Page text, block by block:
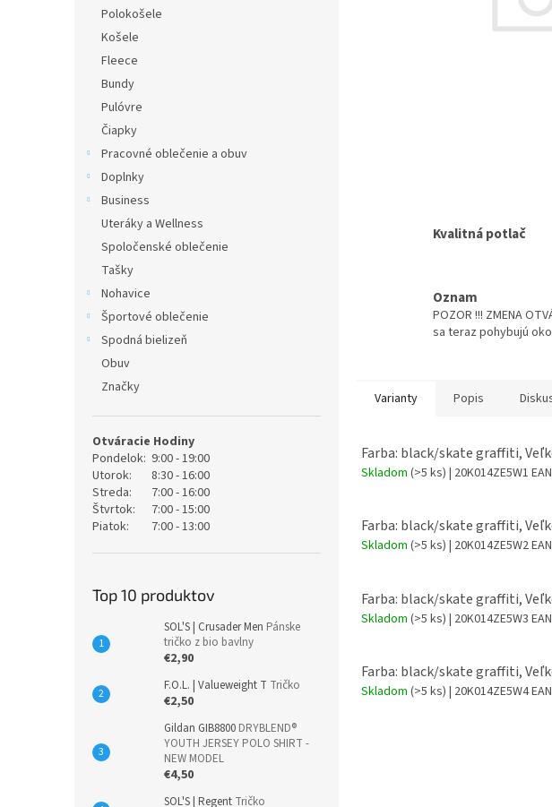
Polokošele
Košele
Fleece
Bundy
Pulóvre
Čiapky
Pracovné oblečenie a obuv
Doplnky
Business
Uteráky a Wellness
Spoločenské oblečenie
Tašky
Nohavice
Športové oblečenie
Spodná bielizeň
Obuv
Značky
Otváracie Hodiny
Pondelok: 9:00 - 19:00
Utorok:
8:30 - 16:00
Streda:
7:00 - 16:00
Štvrtok:
7:00 - 15:00
Piatok:
7:00 - 13:00
Top 10 produktov
SOL'S | Crusader Men Pánske
tričko z bio bavlny
€2,90
F.O.L. | Valueweight T Tričko
€2,50
Gildan GIB8800 DRYBLEND®
YOUTH JERSEY POLO SHIRT -
NEW MODEL
€4,50
SOL'S | Regent Tričko
Kvalitná potlač
Oznam
POZOR !!! ZMENA
sa teraz pohybujú
Varianty Popis
Farba: black/skate graffiti,
Skladom (>5 ks) | 20K014ZE5W1
Farba: black/skate graffiti,
Skladom (>5 ks) | 20K014ZE5W2
Farba: black/skate graffiti,
Skladom (>5 ks) | 20K014ZE5W3
Farba: black/skate graffiti,
Skladom (>5 ks) | 20K014ZE5W4